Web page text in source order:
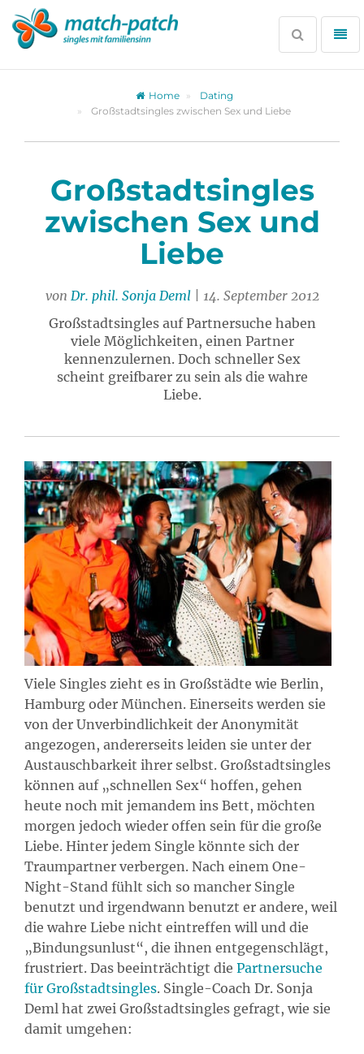
Zur
Partnersuche
Suche
öffnen
Home
Dating
Großstadtsingles zwischen Sex und Liebe
Großstadtsingles
zwischen Sex und
Liebe
von Dr. phil. Sonja Deml| 14. September 2012
Großstadtsingles auf Partnersuche haben
viele Möglichkeiten, einen Partner
kennenzulernen. Doch schneller Sex
scheint greifbarer zu sein als die wahre
Liebe.
Viele Singles zieht es in Großstädte wie Berlin,
Hamburg oder München. Einerseits werden sie
von der Unverbindlichkeit der Anonymität
angezogen, andererseits leiden sie unter der
Austauschbarkeit ihrer selbst. Großstadtsingles
können auf „schnellen Sex“ hoffen, gehen
heute noch mit jemandem ins Bett, möchten
morgen jedoch wieder offen sein für die große
Liebe. Hinter jedem Single könnte sich der
Traumpartner verbergen. Nach einem One-
Night-Stand fühlt sich so mancher Single
benutzt und irgendwann benutzt er andere, weil
die wahre Liebe nicht eintreffen will und die
„Bindungsunlust“, die ihnen entgegenschlägt,
frustriert. Das beeinträchtigt die Partnersuche
für Großstadtsingles. Single-Coach Dr. Sonja
Deml hat zwei Großstadtsingles gefragt, wie sie
damit umgehen: